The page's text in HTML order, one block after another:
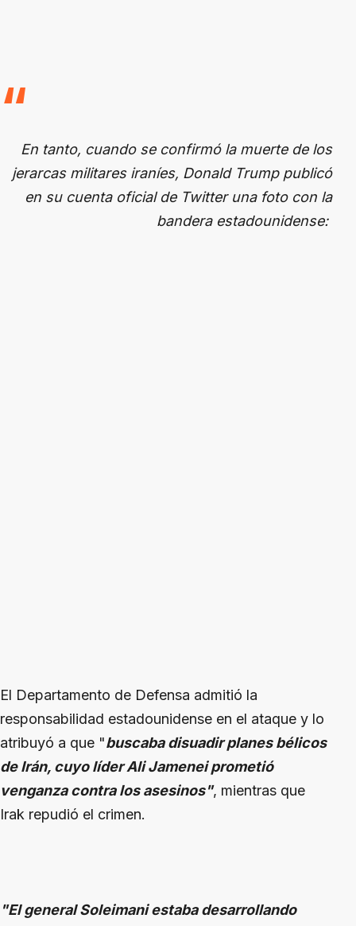
En tanto, cuando se confirmó la muerte de los
jerarcas militares iraníes, Donald Trump publicó
en su cuenta oficial de Twitter una foto con la
bandera estadounidense:
El Departamento de Defensa admitió la
responsabilidad estadounidense en el ataque y lo
atribuyó a que "buscaba disuadir planes bélicos
de Irán, cuyo líder Ali Jamenei prometió
venganza contra los asesinos", mientras que
Irak repudió el crimen.
"El general Soleimani estaba desarrollando